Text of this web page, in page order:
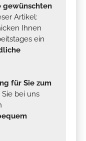
gewünschten
Artikel:
Ihnen
ein
für Sie zum
bei uns